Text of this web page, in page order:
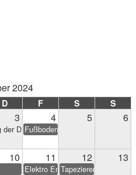
2024
D F S S
3 4 5 6
der Deutschen Einheit
Fußbodenbelag
PV-Anlage
10 11 12 13
Elektro Endarbeiten
Tapezieren &